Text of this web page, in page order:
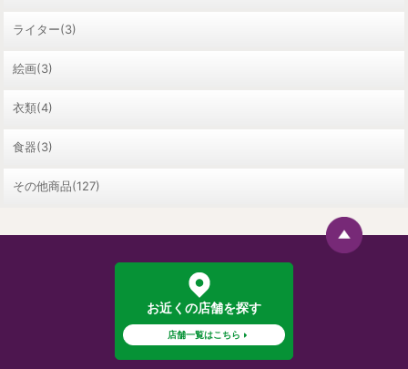
ライター(3)
絵画(3)
衣類(4)
食器(3)
その他商品(127)
お近くの店舗を探す
店舗一覧はこちら